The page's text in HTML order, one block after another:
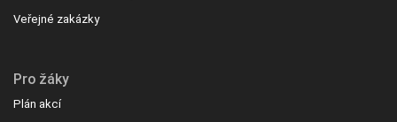
Veřejné zakázky
Pro žáky
Plán akcí